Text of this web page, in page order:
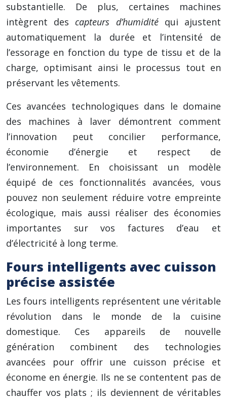
substantielle. De plus, certaines machines
intègrent des capteurs d’humiditéqui ajustent
automatiquement la durée et l’intensité de
l’essorage en fonction du type de tissu et de la
charge, optimisant ainsi le processus tout en
préservant les vêtements.
Ces avancées technologiques dans le domaine
des machines à laver démontrent comment
l’innovation peut concilier performance,
économie d’énergie et respect de
l’environnement. En choisissant un modèle
équipé de ces fonctionnalités avancées, vous
pouvez non seulement réduire votre empreinte
écologique, mais aussi réaliser des économies
importantes sur vos factures d’eau et
d’électricité à long terme.
Fours intelligents avec cuisson
précise assistée
Les fours intelligents représentent une véritable
révolution dans le monde de la cuisine
domestique. Ces appareils de nouvelle
génération combinent des technologies
avancées pour offrir une cuisson précise et
économe en énergie. Ils ne se contentent pas de
chauffer vos plats ; ils deviennent de véritables